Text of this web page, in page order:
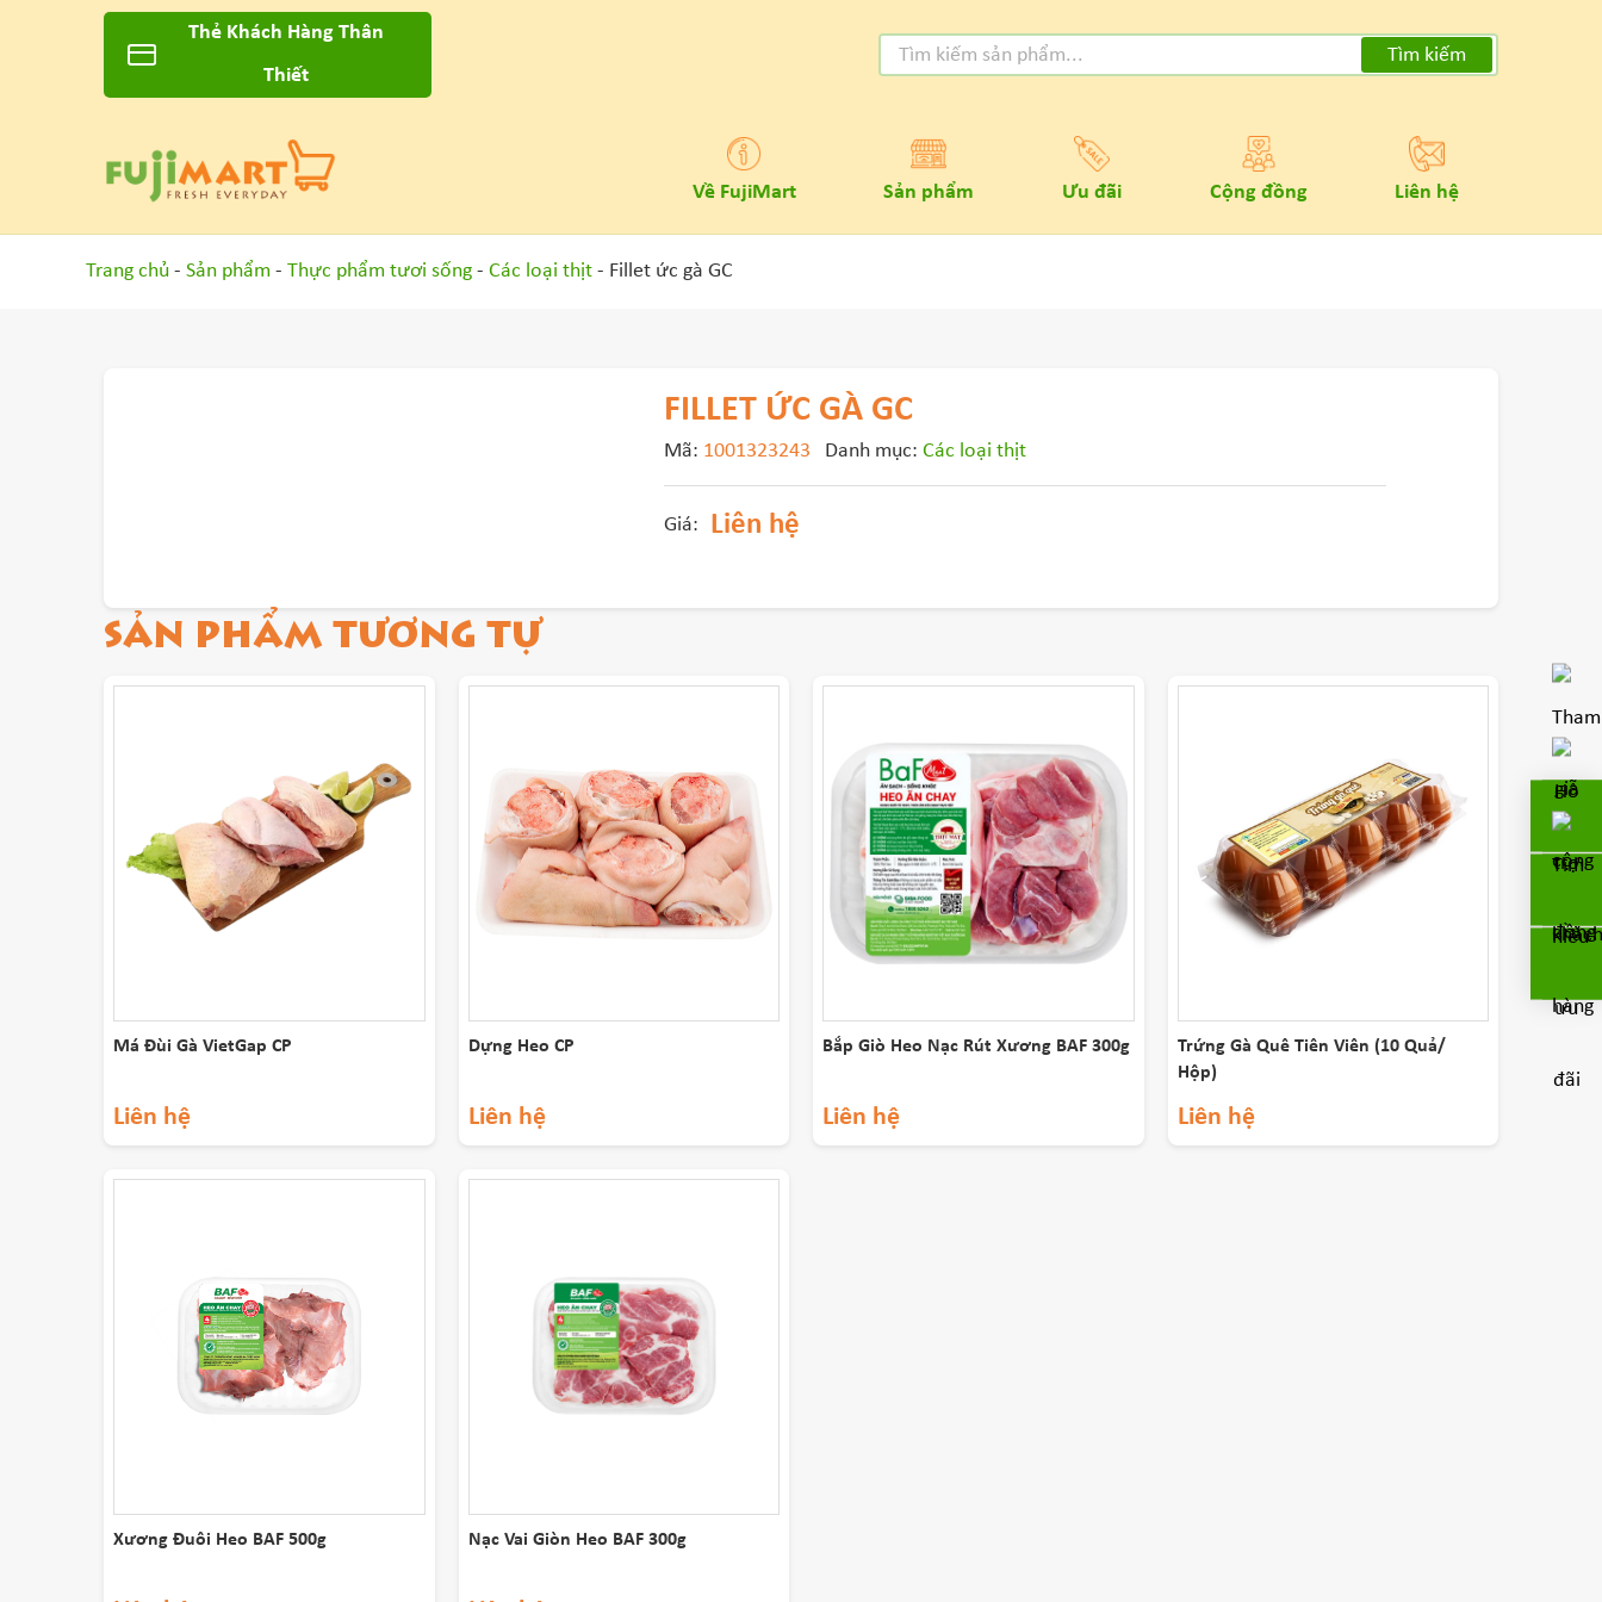
Thẻ Khách Hàng Thân
Thiết
Tìm kiếm
Về FujiMart Sản phẩm Ưu đãi Cộng đồng Liên hệ
Trang chủ - Sản phẩm - Thực phẩm tươi sống - Các loại thịt - Fillet ức gà GC
FILLET ỨC GÀ GC
Mã: 1001323243 Danh mục: Các loại thịt
Giá: Liên hệ
SẢN PHẨM TƯƠNG TỰ
Má Đùi Gà VietGap CP
Liên hệ
Dựng Heo CP
Liên hệ
Bắp Giò Heo Nạc Rút Xương BAF 300g
Liên hệ
Trứng Gà Quê Tiên Viên (10 Quả/
Hộp)
Liên hệ
Xương Đuôi Heo BAF 500g Nạc Vai Giòn Heo BAF 300g